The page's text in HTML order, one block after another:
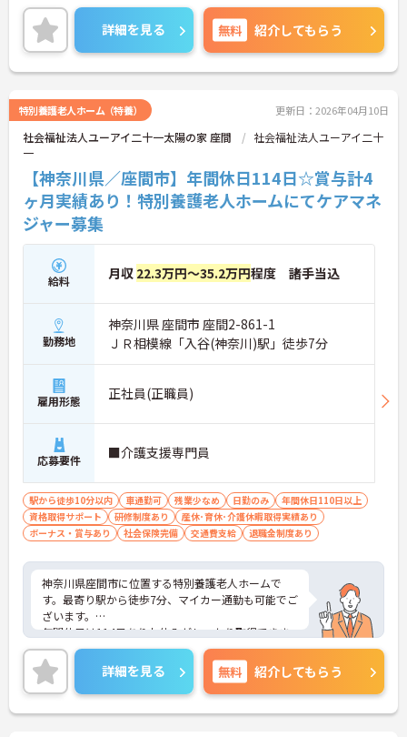
最寄り駅から徒歩2分圏内のため通勤も楽々♪天候
に左右されず通勤ができます！しっかりとしたフォ
ロー体制で、経験に関わらず安心してスタートでき
ます。
こちらの求人にご興味がございましたら面接のポイ
ます。
詳細を見る 無料 紹介してもらう
特別養護老人ホーム（特養） 更新日：2026年04月10日
社会福祉法人ユーアイ二十一太陽の家 座間
社会福祉法人ユーアイ二十
一
【神奈川県／座間市】年間休日114日☆賞与計4
ヶ月実績あり！特別養護老人ホームにてケアマネ
ジャー募集
給料 月収 22.3万円～35.2万円程度 諸手当込
勤務地
神奈川県 座間市 座間2-861-1
ＪＲ相模線「入谷(神奈川)駅」徒歩7分
雇用形態 正社員(正職員)
応募要件 ■介護支援専門員
駅から徒歩10分以内 車通勤可 残業少なめ 日勤のみ
年間休日110日以上
資格取得サポート
研修制度あり
産休･育休･介護休暇取得実績あり
ボーナス・賞与あり
社会保険完備 交通費支給 退職金制度あり
神奈川県座間市に位置する特別養護老人ホームで
す。最寄り駅から徒歩7分、マイカー通勤も可能でご
ざいます。
年間休日は114日ありお休みがしっかり取得できま
すので、スタッフにとって理想の働き方を実現して
います。
賞与は計4ヶ月分の支給実績と嬉しい高待遇で、頑
張りが評価されてしっかりと職員に還元されます。
ご興味のある方には、面接対策ポイントなど、さら
詳細を見る 無料 紹介してもらう